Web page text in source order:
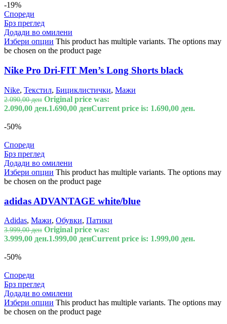
-19%
Спореди
Брз преглед
Додади во омилени
Избери опции This product has multiple variants. The options may
be chosen on the product page
Nike Pro Dri-FIT Men’s Long Shorts black
Nike, Текстил, Бициклистички, Мажи
2.090,00ден Original price was:
2.090,00 ден.1.690,00 денCurrent price is: 1.690,00 ден.
-50%
Спореди
Брз преглед
Додади во омилени
Избери опции This product has multiple variants. The options may
be chosen on the product page
adidas ADVANTAGE white/blue
Adidas, Мажи, Обувки, Патики
3.999,00ден Original price was:
3.999,00 ден.1.999,00 денCurrent price is: 1.999,00 ден.
-50%
Спореди
Брз преглед
Додади во омилени
Избери опции This product has multiple variants. The options may
be chosen on the product page